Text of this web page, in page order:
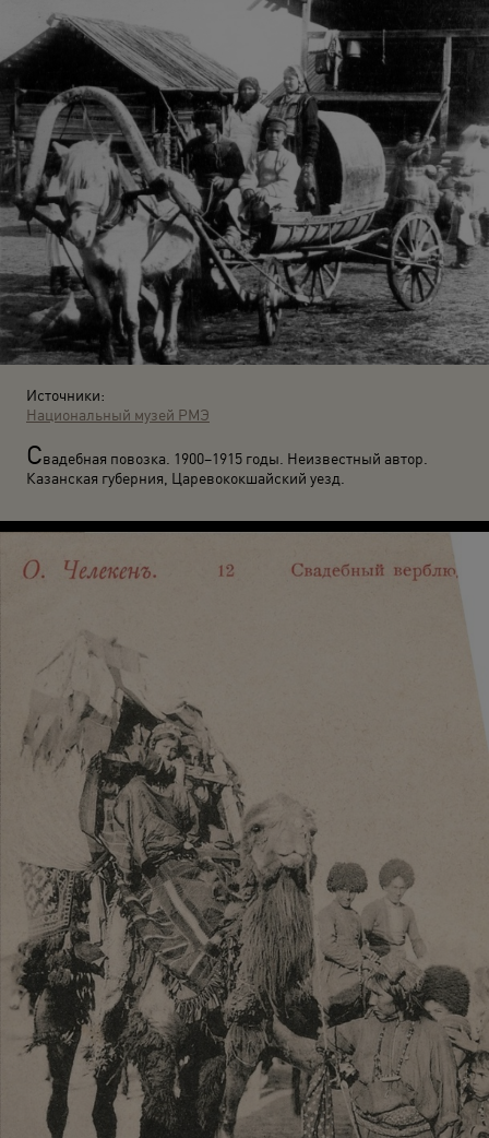
Источники:
Национальный музей РМЭ
Свадебная повозка. 1900–1915 годы. Неизвестный автор.
Казанская губерния, Царевококшайский уезд.